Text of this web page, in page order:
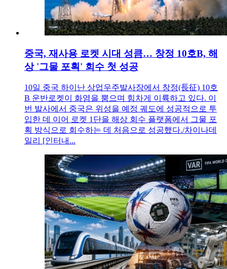
중국, 재사용 로켓 시대 성큼… 창정 10호B, 해
상 '그물 포획' 회수 첫 성공
10일 중국 하이난 상업우주발사장에서 창정(長征) 10호
B 운반로켓이 화염을 뿜으며 힘차게 이륙하고 있다. 이
번 발사에서 중국은 위성을 예정 궤도에 성공적으로 투
입한 데 이어 로켓 1단을 해상 회수 플랫폼에서 그물 포
획 방식으로 회수하는 데 처음으로 성공했다./차이나데
일리 [인터내...